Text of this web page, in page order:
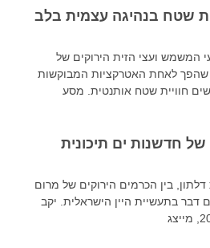
שטח בנהיגה עצמית בלב
המשמש ועצי הזית הירוקים של
שהפך לאחת האטרקציות המבוקשות
חוויית שטח אותנטית. מסע
חדשנות ים תיכונית
בין הכרמים הירוקים של מרום
דבר בתעשיית היין הישראלית. יקב